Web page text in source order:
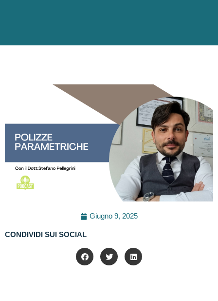
Giugno 9, 2025
CONDIVIDI SUI SOCIAL